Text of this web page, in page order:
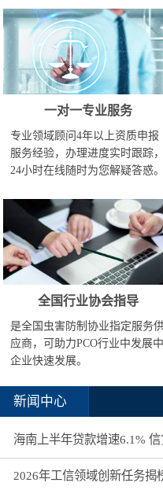
一对一专业服务
专业领域顾问4年以上资质申报
服务经验，办理进度实时跟踪，
24小时在线随时为您解疑答惑。
全国行业协会指导
是全国虫害防制协业指定服务
应商，可助力PCO行业中发展中
企业快速发展。
新闻中心
2026年工信领域创新任务揭